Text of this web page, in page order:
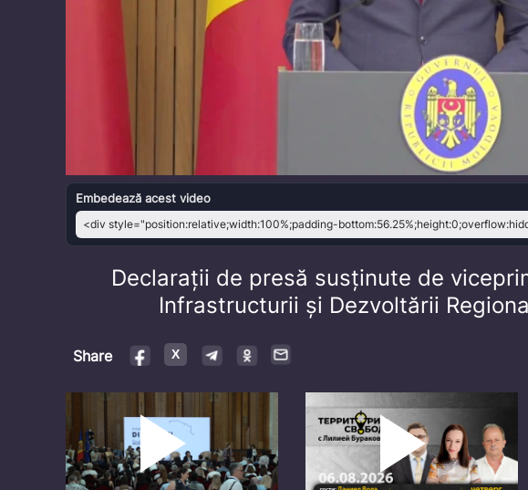
Embedează acest video
Declarații de presă susținute de
Infrastructurii și Dezvoltării
Share